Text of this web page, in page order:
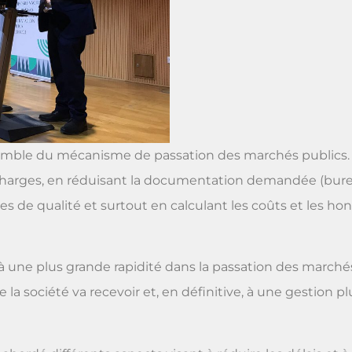
du mécanisme de passation des marchés publics.
en réduisant la documentation demandée
de qualité et surtout en calculant les coûts et les
une plus grande rapidité dans la passation des
la société va recevoir et, en définitive, à une gestion